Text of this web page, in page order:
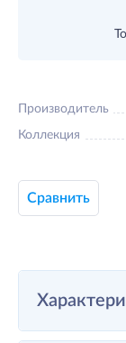
Производитель
Коллекция
Сравнить